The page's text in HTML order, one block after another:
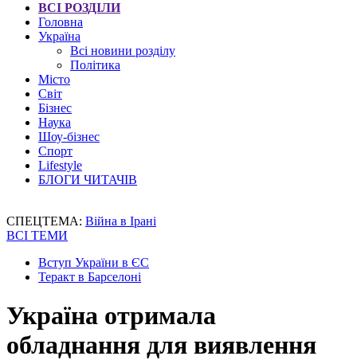
ВСІ РОЗДІЛИ
Головна
Україна
Всі новини розділу
Політика
Місто
Світ
Бізнес
Наука
Шоу-бізнес
Спорт
Lifestyle
БЛОГИ ЧИТАЧІВ
СПЕЦТЕМА: Війна в Ірані
ВСІ ТЕМИ
Вступ України в ЄС
Теракт в Барселоні
Україна отримала
обладнання для виявлення